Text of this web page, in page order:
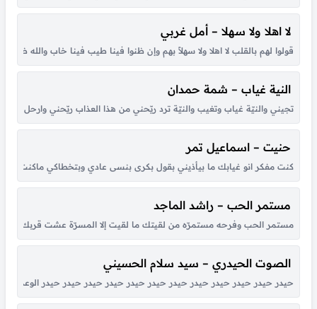
لا اهلا ولا سهلا – أمل غربي
قولوا لهم بالقلب لا اهلا ولا سهلاً بهم وإن ظنوا فينا طيب فينا خاب
النية غياب – شمة حمدان
تجيني والنيّة غياب وتغيب والنيّة ترد ريّحني من هذا العذاب ريّحني وارحل
حنيت – اسماعيل تمر
كنت مفكر انو غيابك ما بيأذيني بقول بكرى بنسى عادي وبتخطاكي ماكنت
مستمر الحب – راشد الماجد
مستمر الحب وفرحه مستمرّه من لقيتك ما لقيت إلا المسرّة عشت قربك
الصوت الحيدري – سيد سلام الحسيني
حيدر حيدر حيدر حيدر حيدر حيدر حيدر حيدر حيدر حيدر حيدر حيدر الوعد